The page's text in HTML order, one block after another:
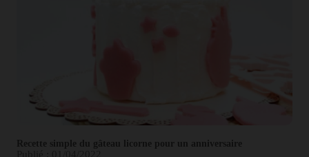
Recette simple du gâteau licorne pour un anniversaire